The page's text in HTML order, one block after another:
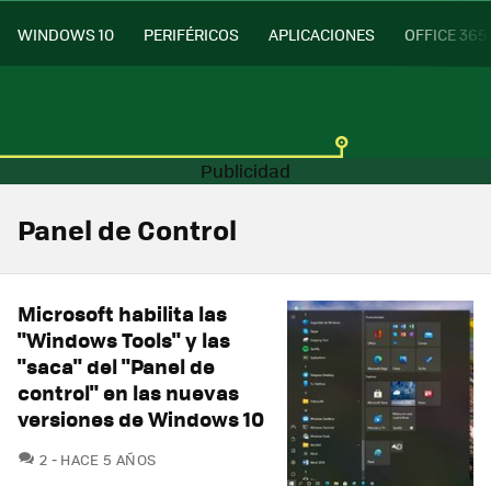
WINDOWS 10 PERIFÉRICOS APLICACIONES OFFICE 365
Panel de Control
Microsoft habilita las
"Windows Tools" y las
"saca" del "Panel de
control" en las nuevas
versiones de Windows 10
2 COMENTARIOS
HACE 5 AÑOS